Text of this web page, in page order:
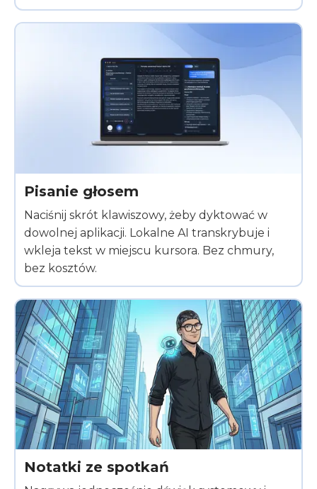
Pisanie głosem
Naciśnij skrót klawiszowy, żeby dyktować w
dowolnej aplikacji. Lokalne AI transkrybuje i
wkleja tekst w miejscu kursora. Bez chmury,
bez kosztów.
Notatki ze spotkań